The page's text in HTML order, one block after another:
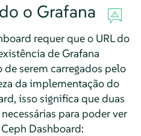
o Grafana
requer que o URL do
de Grafana
serem carregados pelo
da implementação do
isso significa que duas
para poder ver
Dashboard: